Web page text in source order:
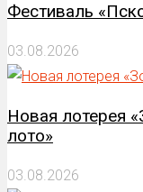
Фестиваль
03.08.2026
Новая лотерея
лото»
03.08.2026